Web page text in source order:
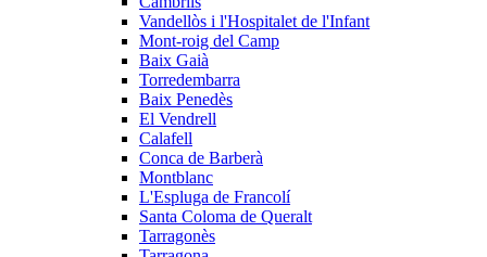
Vandellòs i l'Hospitalet de l'Infant
Mont-roig del Camp
Baix Gaià
Torredembarra
Baix Penedès
El Vendrell
Calafell
Conca de Barberà
Montblanc
L'Espluga de Francolí
Santa Coloma de Queralt
Tarragonès